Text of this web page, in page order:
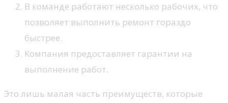
В команде работают несколько рабочих, что
позволяет выполнить ремонт гораздо
быстрее.
Компания предоставляет гарантии на
выполнение работ.
Это лишь малая часть преимуществ, которые